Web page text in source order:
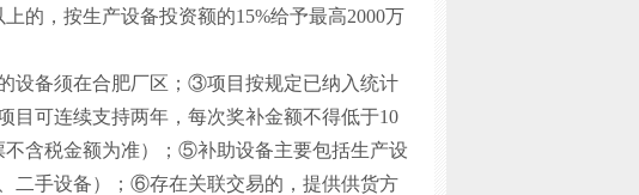
上的，按生产设备投资额的15%给予最高2000万
备须在合肥厂区；③项目按规定已纳入统计
可连续支持两年，每次奖补金额不得低于10
含税金额为准）；⑤补助设备主要包括生产设
二手设备）；⑥存在关联交易的，提供供货方